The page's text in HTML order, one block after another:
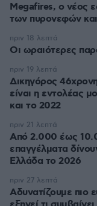
Megafires, ο νέος
των πυρονεφών και
Οι ωραιότερες
πριν 18 λεπτά
Δικηγόρος
είναι η εντολέας
και το 2022
πριν 19 λεπτά
Από 2.000 έως
επαγγέλματα
Ελλάδα το 2026
πριν 21 λεπτά
Αδυνατίζουμε πιο
πριν 27 λεπτά